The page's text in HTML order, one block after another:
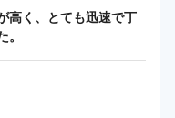
高く、とても迅速で丁